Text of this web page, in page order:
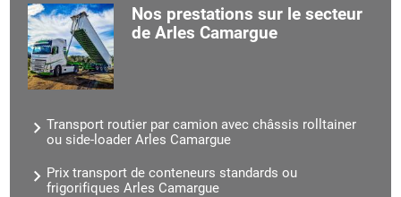
Nos prestations sur le secteur
de Arles Camargue
Transport routier par camion avec châssis rolltainer
ou side-loader Arles Camargue
Prix transport de conteneurs standards ou
frigorifiques Arles Camargue